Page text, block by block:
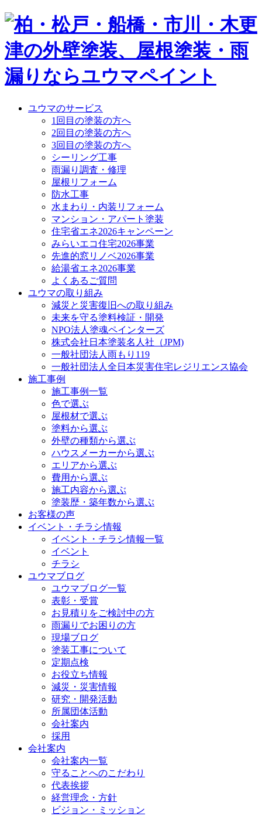
ユウマのサービス
1回目の塗装の方へ
2回目の塗装の方へ
3回目の塗装の方へ
シーリング工事
雨漏り調査・修理
屋根リフォーム
防水工事
水まわり・内装リフォーム
マンション・アパート塗装
住宅省エネ2026キャンペーン
みらいエコ住宅2026事業
先進的窓リノベ2026事業
給湯省エネ2026事業
よくあるご質問
ユウマの取り組み
減災と災害復旧への取り組み
未来を守る塗料検証・開発
NPO法人塗魂ペインターズ
株式会社日本塗装名人社（JPM)
一般社団法人雨もり119
一般社団法人全日本災害住宅レジリエンス協会
施工事例
施工事例一覧
色で選ぶ
屋根材で選ぶ
塗料から選ぶ
外壁の種類から選ぶ
ハウスメーカーから選ぶ
エリアから選ぶ
費用から選ぶ
施工内容から選ぶ
塗装歴・築年数から選ぶ
お客様の声
イベント・チラシ情報
イベント・チラシ情報一覧
イベント
チラシ
ユウマブログ
ユウマブログ一覧
表彰・受賞
お見積りをご検討中の方
雨漏りでお困りの方
現場ブログ
塗装工事について
定期点検
お役立ち情報
減災・災害情報
研究・開発活動
所属団体活動
会社案内
採用
会社案内
会社案内一覧
守ることへのこだわり
代表挨拶
経営理念・方針
ビジョン・ミッション